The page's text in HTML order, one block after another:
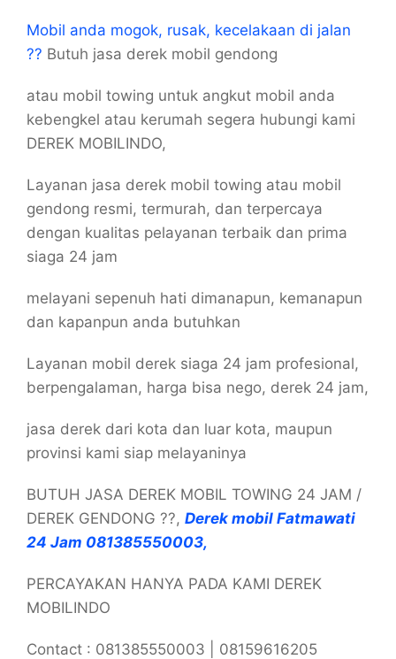
Mobil anda mogok, rusak, kecelakaan di jalan
?? Butuh jasa derek mobil gendong
atau mobil towing untuk angkut mobil anda
kebengkel atau kerumah segera hubungi kami
DEREK MOBILINDO,
Layanan jasa derek mobil towing atau mobil
gendong resmi, termurah, dan terpercaya
dengan kualitas pelayanan terbaik dan prima
siaga 24 jam
melayani sepenuh hati dimanapun, kemanapun
dan kapanpun anda butuhkan
Layanan mobil derek siaga 24 jam profesional,
berpengalaman, harga bisa nego, derek 24 jam,
jasa derek dari kota dan luar kota, maupun
provinsi kami siap melayaninya
BUTUH JASA DEREK MOBIL TOWING 24 JAM /
DEREK GENDONG ??, Derek mobil Fatmawati
24 Jam 081385550003,
PERCAYAKAN HANYA PADA KAMI DEREK
MOBILINDO
Contact : 081385550003 | 08159616205